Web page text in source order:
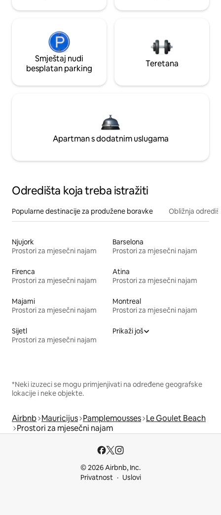
Smještaj nudi
besplatan parking
Teretana
Apartman s dodatnim uslugama
Odredišta koja treba istražiti
Popularne destinacije za produžene boravke Obližnja
Njujork
Prostori za mjesečni najam
Barselona
Prostori za mjesečni najam
Firenca
Prostori za mjesečni najam
Atina
Prostori za mjesečni najam
Majami
Prostori za mjesečni najam
Montreal
Prostori za mjesečni najam
Sijetl
Prostori za mjesečni najam
Prikaži još
*Neki izuzeci se mogu primjenjivati na određene geografske
lokacije i neke objekte.
Airbnb Mauricijus Pamplemousses Le Goulet Beach
Prostori za mjesečni najam
© 2026 Airbnb, Inc.
Privatnost
Uslovi